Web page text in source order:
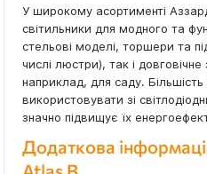
У широкому асортименті
світильники для модного та
стельові моделі, торшери та
числі люстри), так і довговічне
наприклад, для саду.
використовувати зі
значно підвищує їх
Додаткова